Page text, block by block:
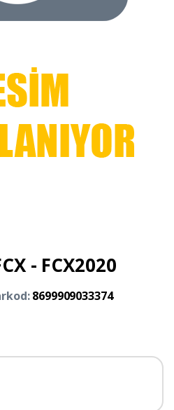
- FCX2020
8699909033374